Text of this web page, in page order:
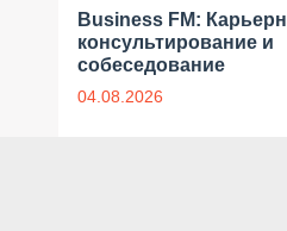
Business FM:
консультирование и
собеседование
04.08.2026